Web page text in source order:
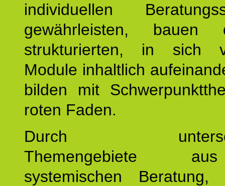
individuellen
gewährleisten,
strukturierten, in sich
Module inhaltlich
bilden mit
roten Faden.
Durch
Themengebiete
systemischen Beratung,